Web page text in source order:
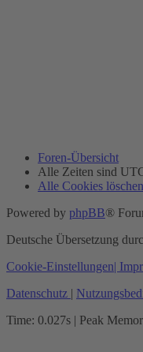
Foren-Übersicht
Alle Zeiten sind
Alle Cookies löschen
Powered by phpBB®
Deutsche Übersetzung
Cookie-Einstellungen|
Datenschutz |
Time: 0.027s | Peak